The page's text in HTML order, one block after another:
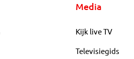
Media
Kijk live TV
Televisiegids